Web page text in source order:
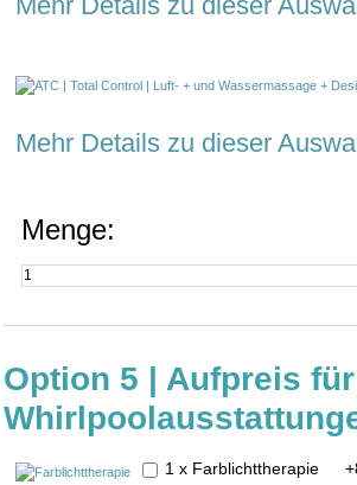
Mehr Details zu dieser
Menge:
Option 5 | Aufpreis
1 x Farblichttherapie +